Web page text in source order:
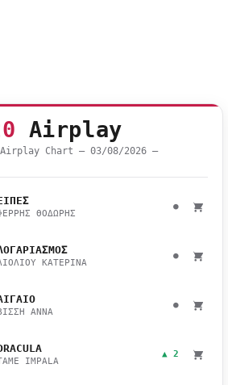
Airplay
Chart — 03/08/2026 –
ΘΟΔΩΡΗΣ
●
ΚΑΤΕΡΙΝΑ
●
ΑΝΝΑ
●
IMPALA
▲ 2